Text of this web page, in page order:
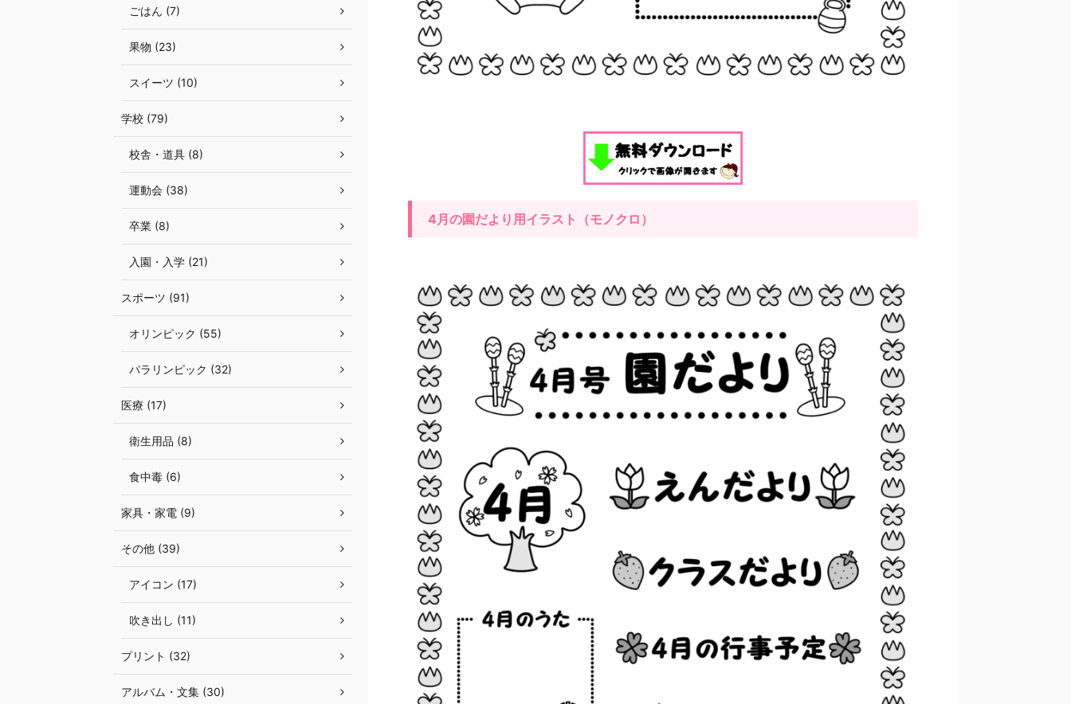
4月の園だより用イラスト（モノクロ）
ごはん (7)
果物 (23)
スイーツ (10)
学校 (79)
校舎・道具 (8)
運動会 (38)
卒業 (8)
入園・入学 (21)
スポーツ (91)
オリンピック (55)
パラリンピック (32)
医療 (17)
衛生用品 (8)
食中毒 (6)
家具・家電 (9)
その他 (39)
アイコン (17)
吹き出し (11)
プリント (32)
アルバム・文集 (30)